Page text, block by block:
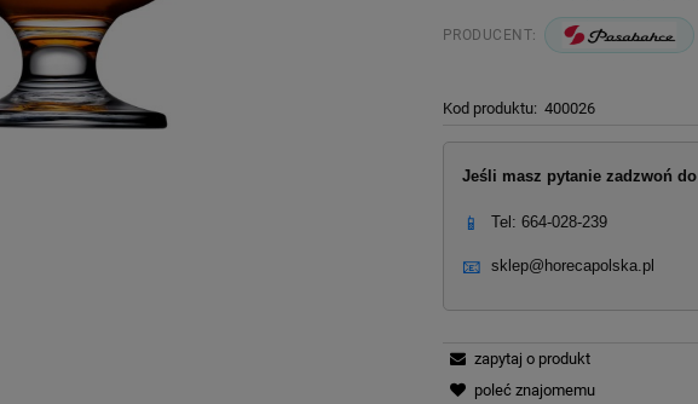
PRODUCENT:
Kod produktu: 400026
Jeśli masz pytanie zadzwoń
📱 Tel: 664-028-239
📧 sklep@horecapolska.pl
zapytaj o produkt
poleć znajomemu